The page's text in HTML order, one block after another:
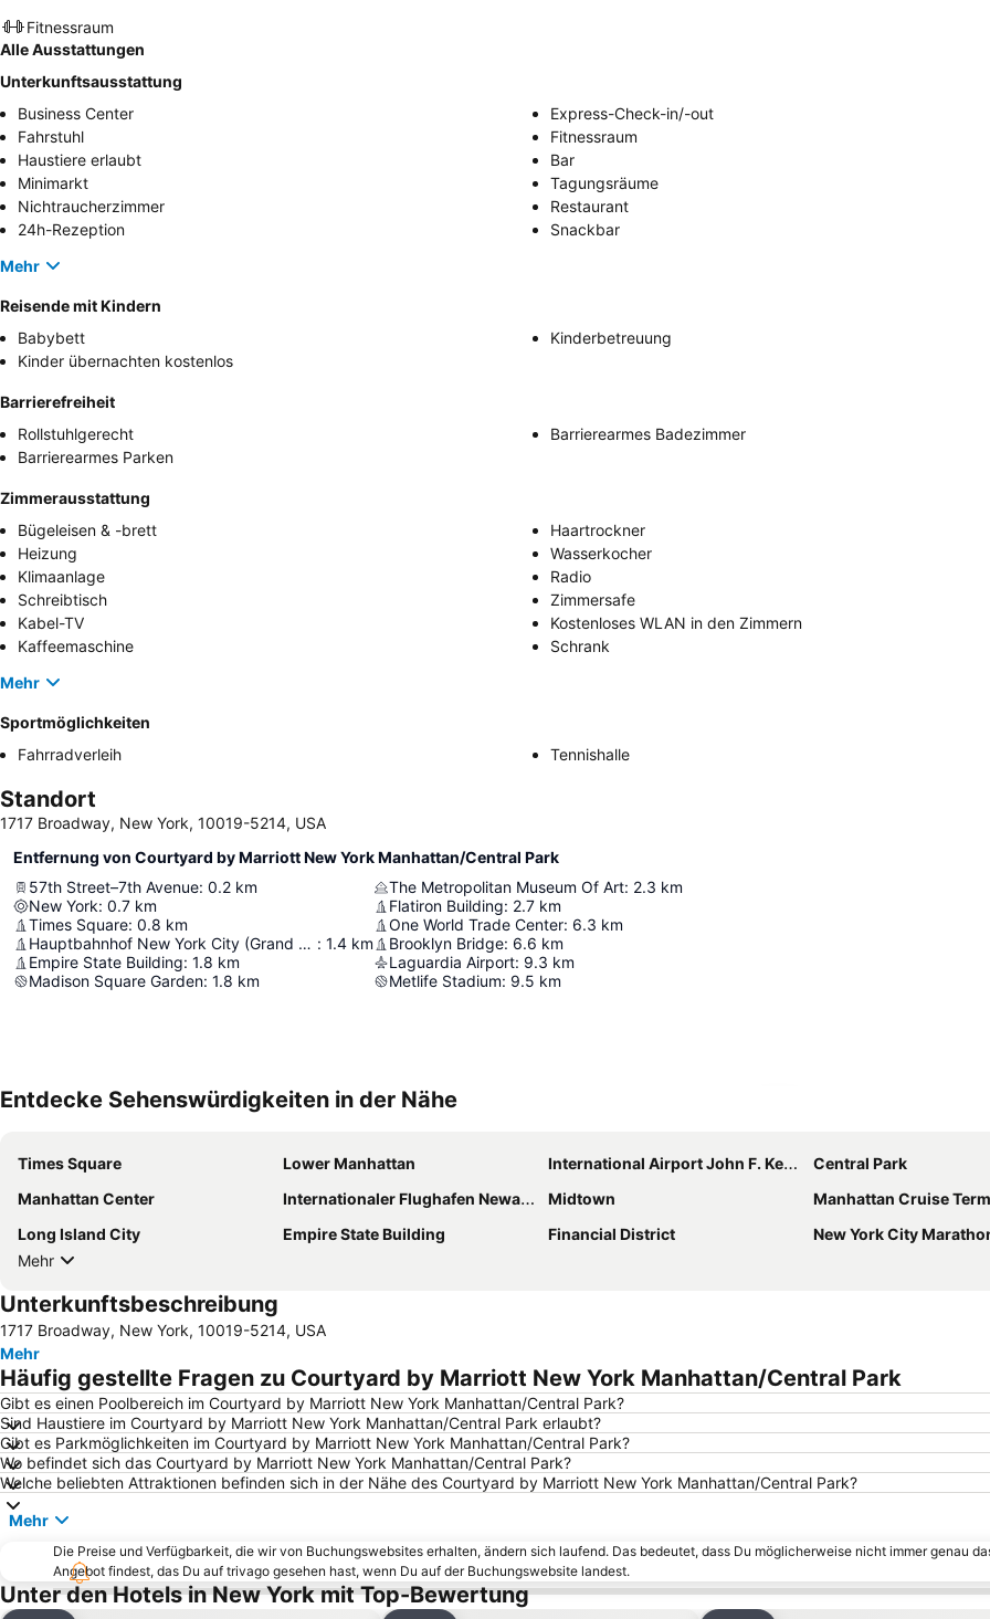
Fitnessraum
Alle Ausstattungen
Unterkunftsausstattung
Business Center
Express-Check-in/-out
Fahrstuhl
Fitnessraum
Haustiere erlaubt
Bar
Minimarkt
Tagungsräume
Nichtraucherzimmer
Restaurant
24h-Rezeption
Snackbar
Mehr
Reisende mit Kindern
Babybett
Kinderbetreuung
Kinder übernachten kostenlos
Barrierefreiheit
Rollstuhlgerecht
Barrierearmes Badezimmer
Barrierearmes Parken
Zimmerausstattung
Bügeleisen & -brett
Haartrockner
Heizung
Wasserkocher
Klimaanlage
Radio
Schreibtisch
Zimmersafe
Kabel-TV
Kostenloses WLAN in den Zimmern
Kaffeemaschine
Schrank
Mehr
Sportmöglichkeiten
Fahrradverleih
Tennishalle
Standort
1717 Broadway, New York, 10019-5214, USA
Entfernung von Courtyard by Marriott New York Manhattan/Central Park
57th Street–7th Avenue: 0.2 km
New York: 0.7 km
Times Square: 0.8 km
Hauptbahnhof New York City (Grand Central) : 1.4 km
Empire State Building: 1.8 km
Madison Square Garden: 1.8 km
The Metropolitan Museum Of Art: 2.3 km
Flatiron Building: 2.7 km
One World Trade Center: 6.3 km
Brooklyn Bridge: 6.6 km
Laguardia Airport: 9.3 km
Metlife Stadium: 9.5 km
Entdecke Sehenswürdigkeiten in der Nähe
Times Square Lower Manhattan International Airport John F. Kennedy
Central Park
Manhattan Center
Internationaler Flughafen Newark Liberty Midtown
Manhattan Cruise
Long Island City
Empire State Building Financial District
New York City
Mehr
Unterkunftsbeschreibung
1717 Broadway, New York, 10019-5214, USA
Mehr
Häufig gestellte Fragen zu Courtyard by Marriott New York Manhattan/Central Park
Gibt es einen Poolbereich im Courtyard by Marriott New York Manhattan/Central Park?
Sind Haustiere im Courtyard by Marriott New York Manhattan/Central Park erlaubt?
Gibt es Parkmöglichkeiten im Courtyard by Marriott New York Manhattan/Central Park?
Wo befindet sich das Courtyard by Marriott New York Manhattan/Central Park?
Welche beliebten Attraktionen befinden sich in der Nähe des Courtyard by Marriott New York Manhattan/Central Park?
Mehr
Die Preise und Verfügbarkeit, die wir von Buchungswebsites erhalten, ändern sich laufend. Das bedeutet, dass Du möglicherweise nicht immer genau
Angebot findest, das Du auf trivago gesehen hast, wenn Du auf der Buchungswebsite landest.
Unter den Hotels in New York mit Top-Bewertung